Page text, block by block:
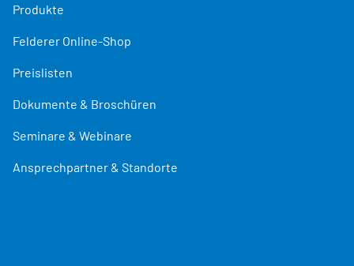
Produkte
Felderer Online-Shop
Preislisten
Dokumente & Broschüren
Seminare & Webinare
Ansprechpartner & Standorte